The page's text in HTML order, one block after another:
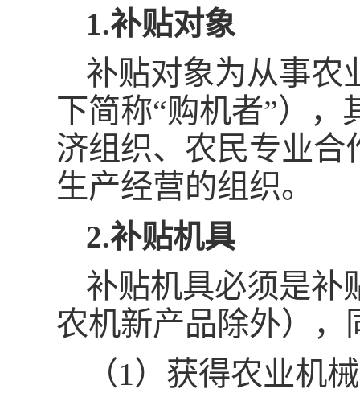
1.补贴对象
补贴对象为从事农
下简称“购机者”）
济组织、农民专业
生产经营的组织。
2.补贴机具
补贴机具必须是补
农机新产品除外），
（1）获得农业机